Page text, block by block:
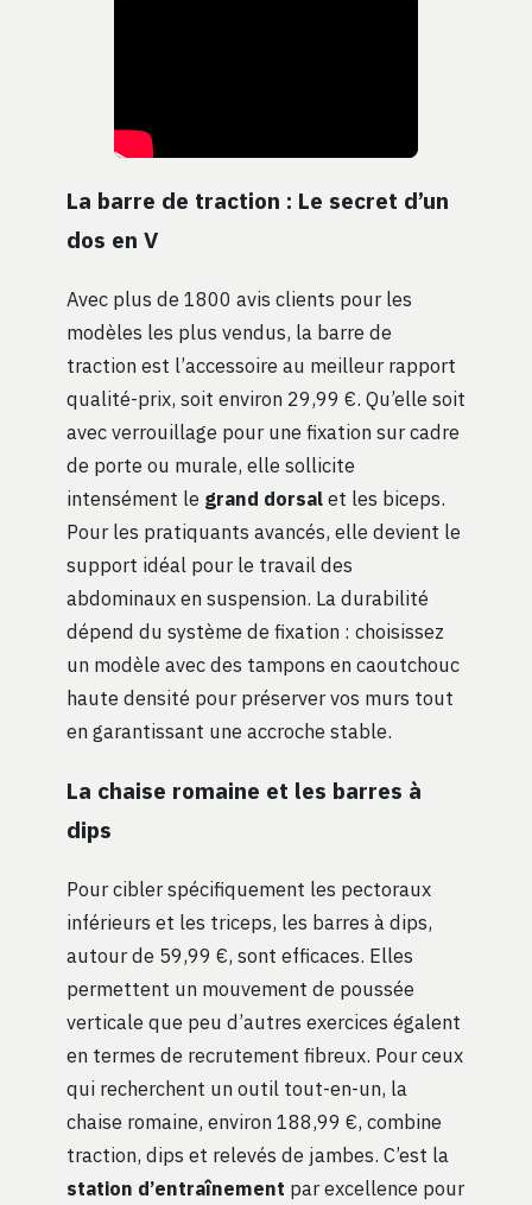
La barre de traction : Le secret d’un
dos en V
Avec plus de 1800 avis clients pour les
modèles les plus vendus, la barre de
traction est l’accessoire au meilleur rapport
qualité-prix, soit environ 29,99 €. Qu’elle soit
avec verrouillage pour une fixation sur cadre
de porte ou murale, elle sollicite
intensément le grand dorsalet les biceps.
Pour les pratiquants avancés, elle devient le
support idéal pour le travail des
abdominaux en suspension. La durabilité
dépend du système de fixation : choisissez
un modèle avec des tampons en caoutchouc
haute densité pour préserver vos murs tout
en garantissant une accroche stable.
La chaise romaine et les barres à
dips
Pour cibler spécifiquement les pectoraux
inférieurs et les triceps, les barres à dips,
autour de 59,99 €, sont efficaces. Elles
permettent un mouvement de poussée
verticale que peu d’autres exercices égalent
en termes de recrutement fibreux. Pour ceux
qui recherchent un outil tout-en-un, la
chaise romaine, environ 188,99 €, combine
traction, dips et relevés de jambes. C’est la
station d’entraînement par excellence pour